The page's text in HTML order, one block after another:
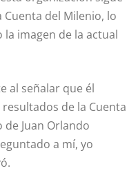
del Milenio, lo
imagen de la actual
al señalar que él
de la Cuenta
Juan Orlando
a mí, yo